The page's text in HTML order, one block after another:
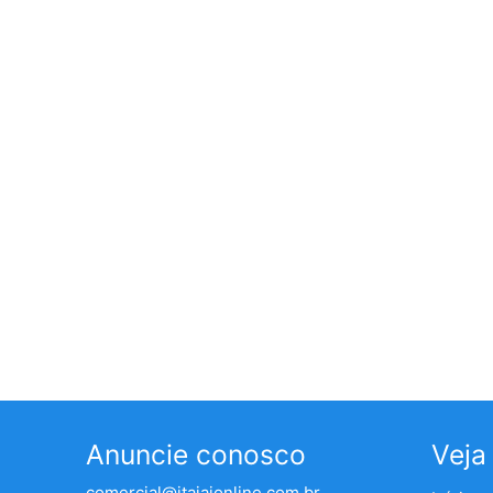
Anuncie conosco